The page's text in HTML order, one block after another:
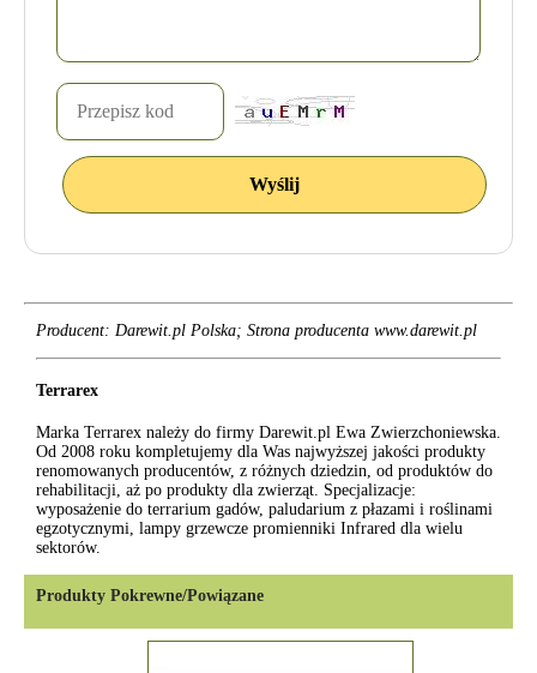
Producent: Darewit.pl Polska; Strona producenta www.darewit.pl
Terrarex
Marka Terrarex należy do firmy Darewit.pl Ewa Zwierzchoniewska.
Od 2008 roku kompletujemy dla Was najwyższej jakości produkty
renomowanych producentów, z różnych dziedzin, od produktów do
rehabilitacji, aż po produkty dla zwierząt. Specjalizacje:
wyposażenie do terrarium gadów, paludarium z płazami i roślinami
egzotycznymi, lampy grzewcze promienniki Infrared dla wielu
sektorów.
Produkty Pokrewne/Powiązane